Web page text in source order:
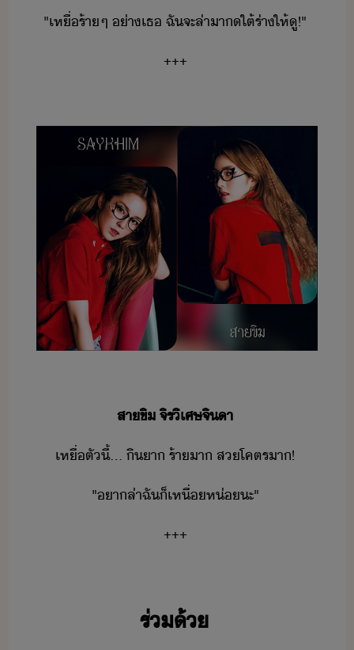
"​เหื่​ร้า​ๆ​ ​่า​เธ​ ​ฉั​จะ​ล่าา​​ใต้​ร่า​ให้​ู​!​"
+++
สา​ขิ​ ​จิร​ิเศษ​จิา
เหื่​ตั​ี้​...​ ​ิ​า​ ​ร้า​า​ ​ส​โคตร​า​!
"​า​ล่า​ฉั​็​เหื่​ห่​ะ​"
+++
ร่​้